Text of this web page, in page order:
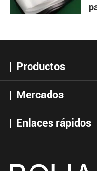
Productos
Mercados
Enlaces rápidos